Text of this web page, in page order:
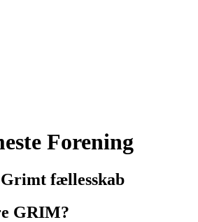
Forening
Grimt fællesskab
GRIM?